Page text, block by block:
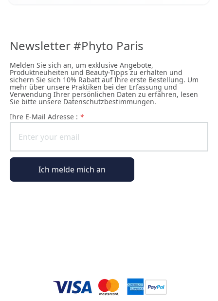
Newsletter #Phyto Paris
Melden Sie sich an, um exklusive Angebote,
Produktneuheiten und Beauty-Tipps zu erhalten und
sichern Sie sich 10% Rabatt auf Ihre erste Bestellung. Um
mehr über unsere Praktiken bei der Erfassung und
Verwendung Ihrer persönlichen Daten zu erfahren, lesen
Sie bitte unsere Datenschutzbestimmungen.
Ihre E-Mail Adresse : *
Ich melde mich an